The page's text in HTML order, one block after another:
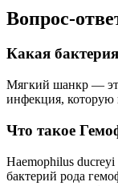
Вопрос-
Какая
Мягкий шанкр —
инфекция, которую
Что такое
Haemophilus
бактерий рода